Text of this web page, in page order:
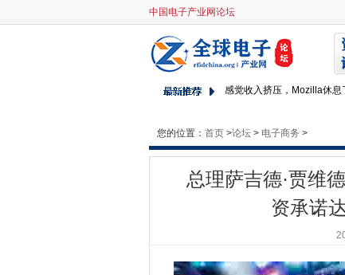
中国电子产业网论坛
总理萨吉德·贾维德设定为
微软和苹果在一起更好
为什么cio必须将内部IT流
感觉收入挤压，Mozilla休息
Microsoft为Enterprise提供
微软的Surface Duo是一个
在阿曼的新技术启动驱动器
英国航空公司解决了IT系
微软在通往苹果硅的道路
关键点大多数Android与IOS
IBM启动基于区块链的供应
您的位置： 首页 >论坛 > 电子商务 >
总理萨吉德·贾维
资承诺